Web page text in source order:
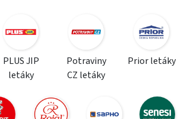
PLUS JIP
letáky
Potraviny
CZ letáky
Prior letáky